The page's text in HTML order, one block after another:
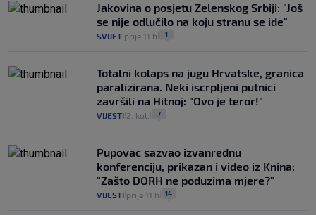
Jakovina o posjetu Zelenskog Srbiji: "Još
se nije odlučilo na koju stranu se ide"
SVIJET prije 11 h 1
Totalni kolaps na jugu Hrvatske, granica
paralizirana. Neki iscrpljeni putnici
završili na Hitnoj: "Ovo je teror!"
VIJESTI 2. kol. 7
Pupovac sazvao izvanrednu
konferenciju, prikazan i video iz Knina:
"Zašto DORH ne poduzima mjere?"
VIJESTI prije 11 h 14